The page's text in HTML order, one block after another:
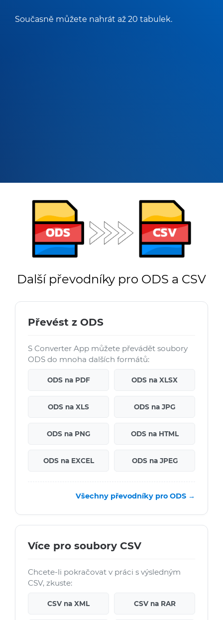
Současně můžete nahrát až 20 tabulek.
Další převodníky pro ODS a CSV
Převést z ODS
S Converter App můžete převádět soubory
ODS do mnoha dalších formátů:
ODS na PDF ODS na XLSX
ODS na XLS ODS na JPG
ODS na PNG ODS na HTML
ODS na EXCEL ODS na JPEG
Všechny převodníky pro ODS →
Více pro soubory CSV
Chcete-li pokračovat v práci s výsledným
CSV, zkuste:
CSV na XML CSV na RAR